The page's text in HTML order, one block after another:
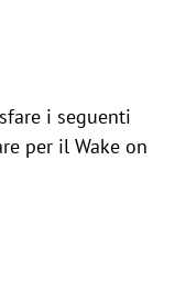
i seguenti
per il Wake on